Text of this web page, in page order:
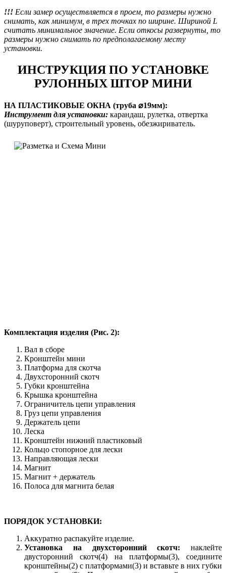
!!! Если замер осуществляется в проем, то размеры нужно
снимать, как минимум, в трех точках по ширине. Шириной L
считать минимальное значение. Если откосы развернуты, то
размеры нужно снимать по предполагаемому месту
установки.
ИНСТРУКЦИЯ ПО УСТАНОВКЕ
РУЛОННЫХ ШТОР МИНИ
НА ПЛАСТИКОВЫЕ ОКНА (труба ⌀19мм):
Инструмент для установки: карандаш, рулетка, отвертка
(шуруповерт), строительный уровень, обезжириватель.
Комплектация изделия (Рис. 2):
Вал в сборе
Кронштейн мини
Платформа для скотча
Двухсторонний скотч
Губки кронштейна
Крышка кронштейна
Ограничитель цепи управления
Груз цепи управления
Держатель цепи
Леска
Кронштейн нижний пластиковый
Кольцо стопорное для лески
Направляющая лески
Магнит
Магнит + держатель
Полоса для магнита белая
ПОРЯДОК УСТАНОВКИ:
Аккуратно распакуйте изделие.
Установка на двухсторонний скотч: наклейте
двусторонний скотч(4) на платформы(3), соедините
кронштейны(2) с платформами(3) и вставьте в них губки